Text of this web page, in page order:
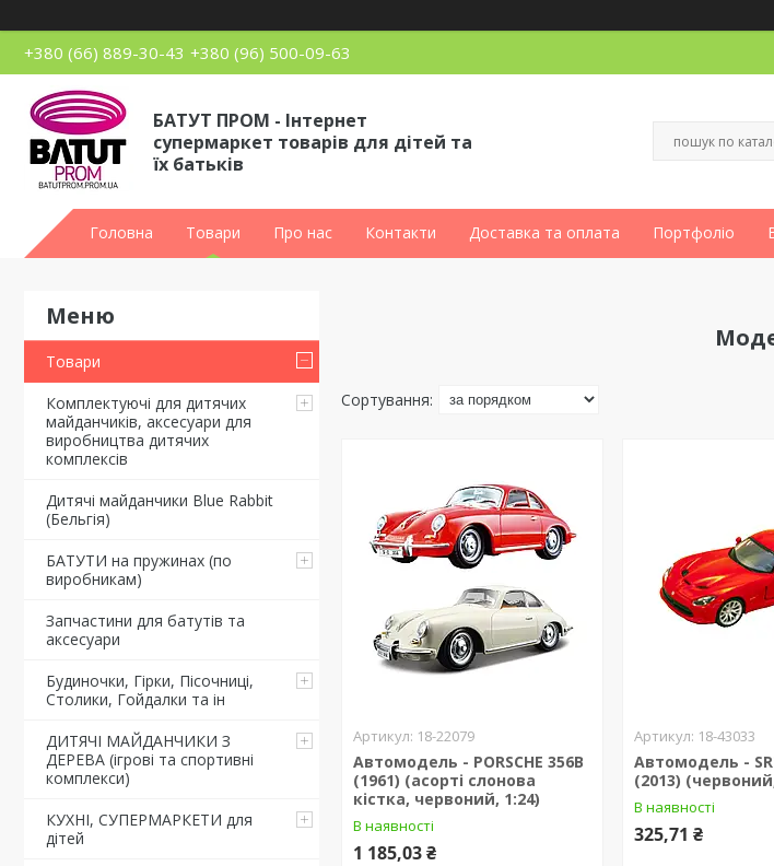
+380 (66) 889-30-43 +380 (96) 500-09-63
БАТУТ ПРОМ - Інтернет
супермаркет товарів для дітей та
їх батьків
Головна Товари Про нас Контакти Доставка та оплата Портфоліо
Товари
Комплектуючі для дитячих
майданчиків, аксесуари для
виробництва дитячих
комплексів
Дитячі майданчики Blue Rabbit
(Бельгія)
БАТУТИ на пружинах (по
виробникам)
Запчастини для батутів та
аксесуари
Будиночки, Гірки, Пісочниці,
Столики, Гойдалки та ін
ДИТЯЧІ МАЙДАНЧИКИ З
ДЕРЕВА (ігрові та спортивні
комплекси)
КУХНІ, СУПЕРМАРКЕТИ для
дітей
18-22079
Автомодель - PORSCHE 356B
(1961) (асорті слонова
кістка, червоний, 1:24)
В наявності
1 185,03 ₴
18-43033
Автомодель -
(2013)
В наявності
325,71 ₴